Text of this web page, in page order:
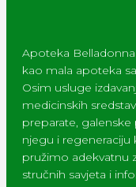
Apoteka
kao mala apoteka
Osim usluge
medicinskih
preparate,
njegu i regeneraciju
pružimo adekvatnu
stručnih savjeta i